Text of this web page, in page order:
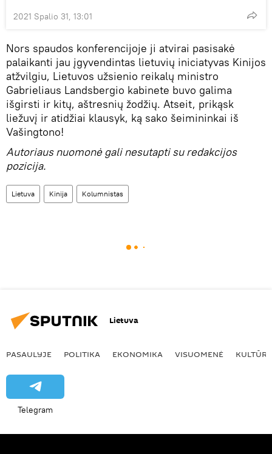
2021 Spalio 31, 13:01
Nors spaudos konferencijoje ji atvirai pasisakė
palaikanti jau įgyvendintas lietuvių iniciatyvas Kinijos
atžvilgiu, Lietuvos užsienio reikalų ministro
Gabrieliaus Landsbergio kabinete buvo galima
išgirsti ir kitų, aštresnių žodžių. Atseit, prikąsk
liežuvį ir atidžiai klausyk, ką sako šeimininkai iš
Vašingtono!
Autoriaus nuomonė gali nesutapti su redakcijos
pozicija.
Lietuva Kinija Kolumnistas
Lietuva
PASAULYJE POLITIKA EKONOMIKA VISUOMENĖ KULTŪRA
Telegram